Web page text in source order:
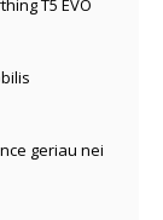
geriau nei